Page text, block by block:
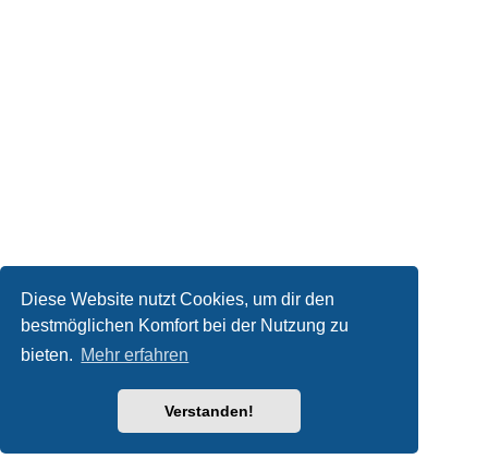
Diese Website nutzt Cookies, um dir den
bestmöglichen Komfort bei der Nutzung zu
bieten. Mehr erfahren
Verstanden!